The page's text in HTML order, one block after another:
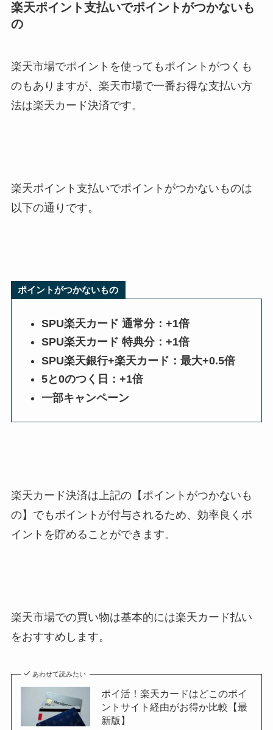
楽天ポイント支払いでポイントがつかないも
の
楽天市場でポイントを使ってもポイントがつくも
のもありますが、楽天市場で一番お得な支払い方
法は楽天カード決済です。
楽天ポイント支払いでポイントがつかないものは
以下の通りです。
ポイントがつかないもの
SPU楽天カード 通常分：+1倍
SPU楽天カード 特典分：+1倍
SPU楽天銀行+楽天カード：最大+0.5倍
5と0のつく日：+1倍
一部キャンペーン
楽天カード決済は上記の【ポイントがつかないも
の】でもポイントが付与されるため、効率良くポ
イントを貯めることができます。
楽天市場での買い物は基本的には楽天カード払い
をおすすめします。
あわせて読みたい
ポイ活！楽天カードはどこのポイ
ントサイト経由がお得か比較【最
新版】